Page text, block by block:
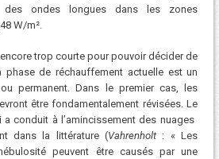
des ondes longues dans les zones
W/m².
trop courte pour pouvoir décider de
phase de réchauffement actuelle est un
permanent. Dans le premier cas, les
être fondamentalement révisées. Le
conduit à l’amincissement des nuages
dans la littérature (Vahrenholt : « Les
​​peuvent être causés par une